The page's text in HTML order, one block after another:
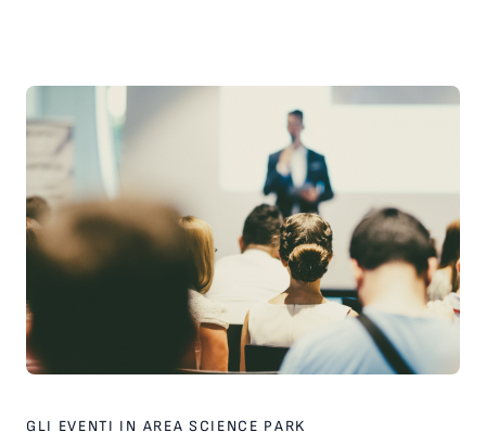
attraverso una piattaforma europea dedicata. Ampio spazio
anche al racconto di esperienze imprenditoriali concrete. In
particolare, è stata condivisa la testimonianza di Paolo Ganis,
CEO di Vitesy, realtà nata a Pordenone che in otto anni ha
costruito un percorso di crescita internazionale fondato su
innovazione, capacità di esecuzione e visione
imprenditoriale. Vitesy rappresenta un esempio concreto di
come una startup deep tech possa crescere, scalare e
competere sui mercati globali, partendo da un territorio e
valorizzando competenze, tecnologie e opportunità offerte
dagli ecosistemi dell’innovazione. Creare le condizioni perché
altre imprese possano intraprendere percorsi di crescita
simili è una delle sfide che Area Science Park intende
contribuire a raccogliere, rafforzando il proprio ruolo a
GLI EVENTI IN AREA SCIENCE PARK